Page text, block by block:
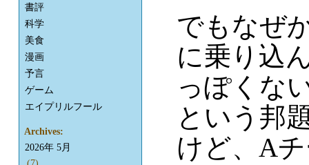
でもなぜ
に乗り込
っぽくな
という邦
けど、A
書評
科学
美食
漫画
予言
ゲーム
エイプリルフール
Archives:
2026年 5月